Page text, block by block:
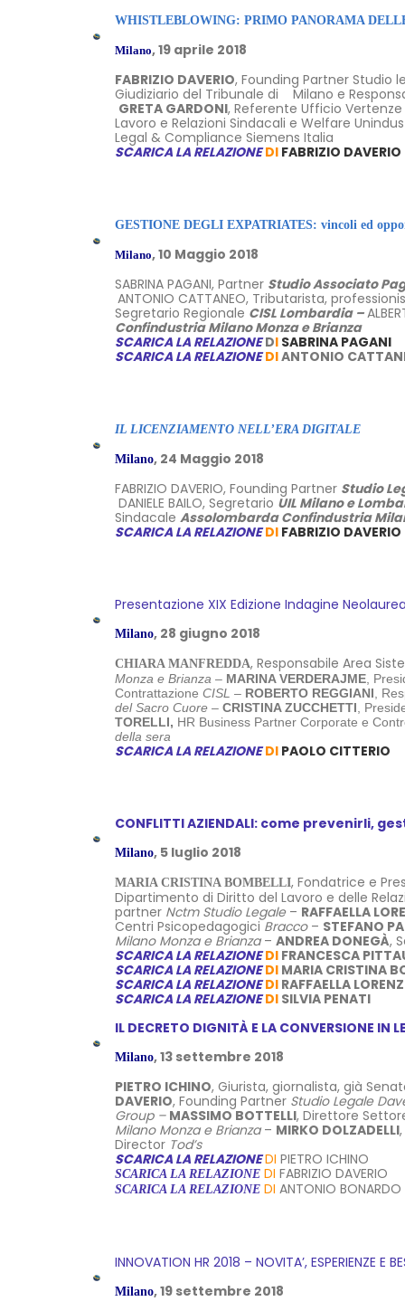
WHISTLEBLOWING: PRIMO PANORAMA
Milano, 19 aprile 2018
FABRIZIO DAVERIO, Founding Partner Studio
Giudiziario del Tribunale di Milano e
GRETA GARDONI, Referente Ufficio
Lavoro e Relazioni Sindacali e Welfare
Legal & Compliance Siemens Italia
SCARICA LA RELAZIONE DI FABRIZIO DAVERIO
GESTIONE DEGLI EXPATRIATES: vincoli ed
Milano, 10 Maggio 2018
SABRINA PAGANI, Partner Studio Associato
ANTONIO CATTANEO, Tributarista,
Segretario Regionale CISL Lombardia –
Confindustria Milano Monza e Brianza
SCARICA LA RELAZIONE DI SABRINA PAGANI
SCARICA LA RELAZIONE DIANTONIO
IL LICENZIAMENTO NELL’ERA DIGITALE
Milano, 24 Maggio 2018
FABRIZIO DAVERIO, Founding Partner Studio
DANIELE BAILO, Segretario UIL Milano e
Sindacale Assolombarda Confindustria
SCARICA LA RELAZIONE DI FABRIZIO DAVERIO
Presentazione XIX Edizione Indagine
Milano, 28 giugno 2018
CHIARA MANFREDDA, Responsabile Area
Monza e Brianza – MARINA VERDERAJME,
Contrattazione CISL – ROBERTO REGGIANI,
del Sacro Cuore – CRISTINA ZUCCHETTI,
TORELLI, HR Business Partner Corporate e
della sera
SCARICA LA RELAZIONE DI PAOLO CITTERIO
CONFLITTI AZIENDALI: come prevenirli,
Milano, 5 luglio 2018
MARIA CRISTINA BOMBELLI, Fondatrice e
Dipartimento di Diritto del Lavoro e delle
partner Nctm Studio Legale– RAFFAELLA
Centri Psicopedagogici Bracco– STEFANO
Milano Monza e Brianza– ANDREA DONEGÀ,
SCARICA LA RELAZIONE DI FRANCESCA
SCARICA LA RELAZIONE DI MARIA CRISTINA
SCARICA LA RELAZIONE DI RAFFAELLA
SCARICA LA RELAZIONE DI SILVIA PENATI
IL DECRETO DIGNITÀ E LA CONVERSIONE IN
Milano, 13 settembre 2018
PIETRO ICHINO, Giurista, giornalista, già
DAVERIO, Founding Partner Studio Legale
Group – MASSIMO BOTTELLI, Direttore
Milano Monza e Brianza– MIRKO DOLZADELLI
Director Tod’s
SCARICA LA RELAZIONEDI PIETRO ICHINO
SCARICA LA RELAZIONE DI FABRIZIO DAVERIO
SCARICA LA RELAZIONE DI ANTONIO BONARDO
INNOVATION HR 2018 – NOVITA’, ESPERIENZE E
Milano, 19 settembre 2018